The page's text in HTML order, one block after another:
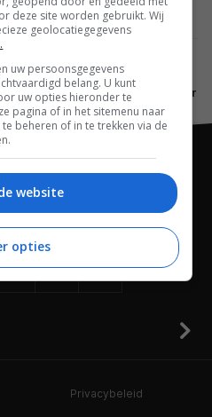
(ADV)
Pixel Watch komen in het najaar
Privacybeleid
deze site worden gebruikt. Wij
geolocatiegegevens
uw persoonsgegevens
belang. U kunt
uw opties hieronder te
pagina of in het sitemenu naar
beheren of in te trekken via de
website
opties